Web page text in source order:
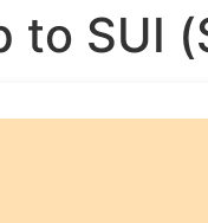
to SUI